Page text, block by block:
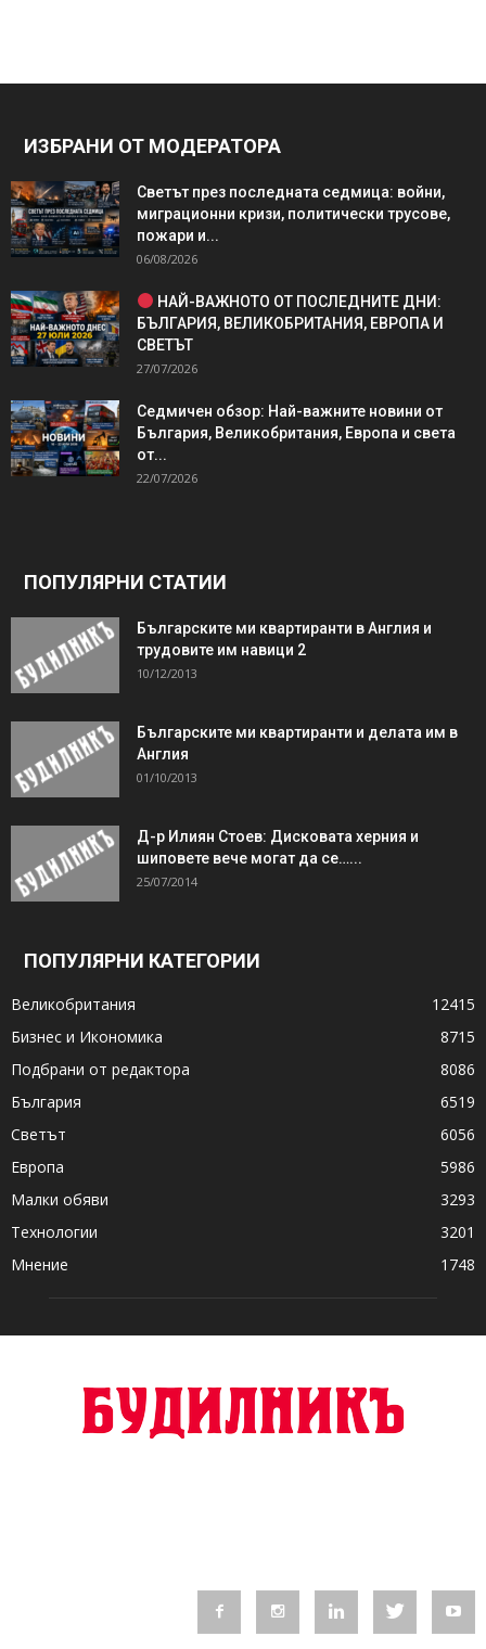
ИЗБРАНИ ОТ МОДЕРАТОРА
Светът през последната седмица: войни,
миграционни кризи, политически трусове,
пожари и...
06/08/2026
НАЙ-ВАЖНОТО ОТ ПОСЛЕДНИТЕ ДНИ:
БЪЛГАРИЯ, ВЕЛИКОБРИТАНИЯ, ЕВРОПА И
СВЕТЪТ
27/07/2026
Седмичен обзор: Най-важните новини от
България, Великобритания, Европа и света
от...
22/07/2026
ПОПУЛЯРНИ СТАТИИ
Българските ми квартиранти в Англия и
трудовите им навици 2
10/12/2013
Българските ми квартиранти и делата им в
Англия
01/10/2013
Д-р Илиян Стоев: Дисковата херния и
шиповете вече могат да се…...
25/07/2014
ПОПУЛЯРНИ КАТЕГОРИИ
Великобритания
12415
Бизнес и Икономика
8715
Подбрани от редактора
8086
България
6519
Светът
6056
Европа
5986
Малки обяви
3293
Технологии
3201
Мнение
1748